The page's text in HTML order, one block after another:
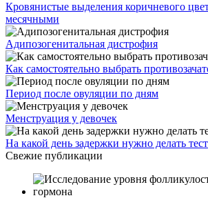
Кровянистые выделения коричневого
месячными
Адипозогенитальная дистрофия
Как самостоятельно выбрать
Период после овуляции по дням
Менструация у девочек
На какой день задержки нужно делать тест
Свежие публикации